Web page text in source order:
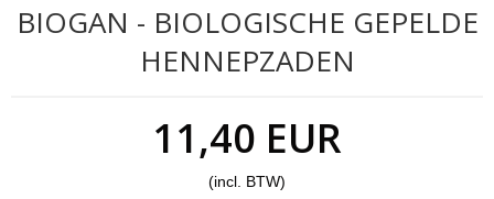
BIOGAN - BIOLOGISCHE GEPELDE
HENNEPZADEN
11,40 EUR
(incl. BTW)